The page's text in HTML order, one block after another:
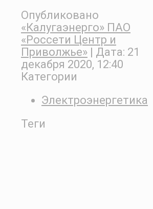
Опубликовано
«Калугаэнерго» ПАО
«Россети Центр и
Приволжье» | Дата: 21
декабря 2020, 12:40
Категории
Электроэнергетика
Теги